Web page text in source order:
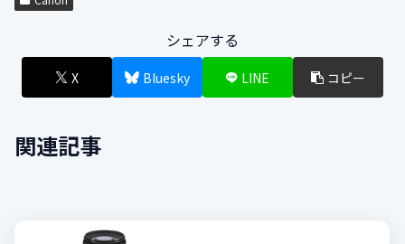
シェアする
X Bluesky LINE コピー
関連記事